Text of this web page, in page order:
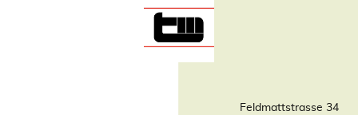
Feldmattstrasse 34